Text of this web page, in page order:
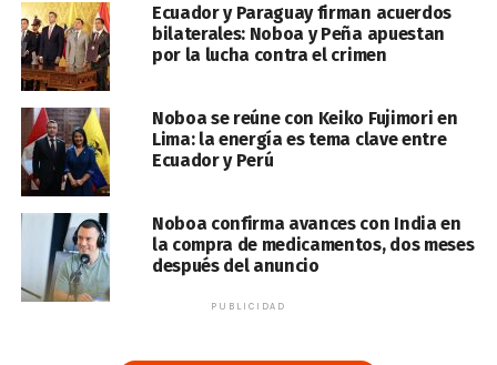
Ecuador y Paraguay firman acuerdos
bilaterales: Noboa y Peña apuestan
por la lucha contra el crimen
Noboa se reúne con Keiko Fujimori en
Lima: la energía es tema clave entre
Ecuador y Perú
Noboa confirma avances con India en
la compra de medicamentos, dos meses
después del anuncio
PUBLICIDAD